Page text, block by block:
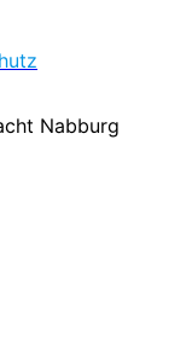
Nabburg